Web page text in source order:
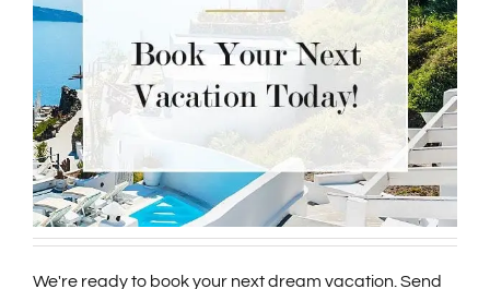
We're ready to book your next dream vacation. Send